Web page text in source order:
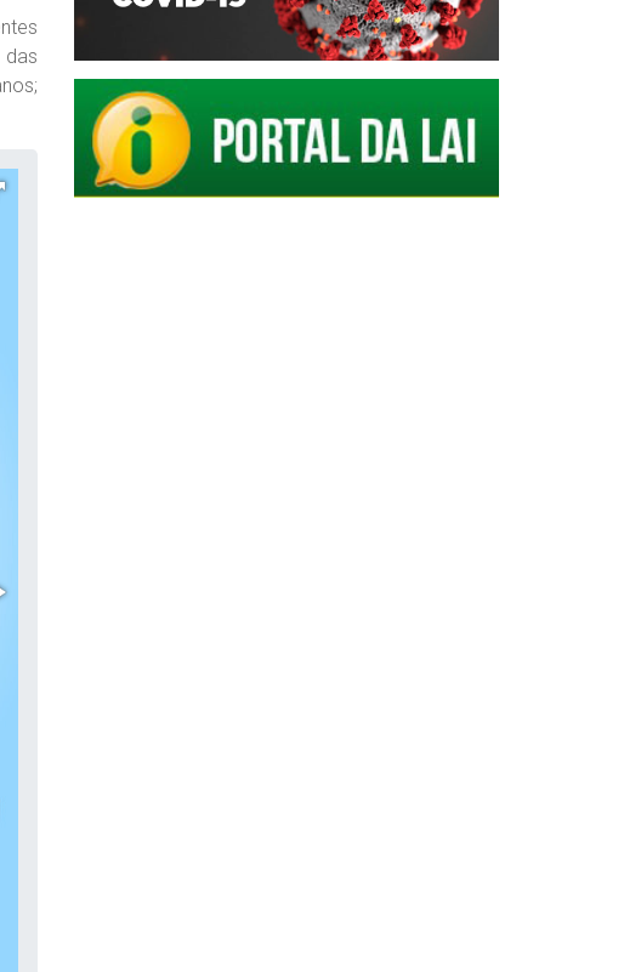
das